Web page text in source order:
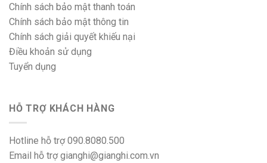
Chính sách bảo mật thanh toán
Chính sách bảo mật thông tin
Chính sách giải quyết khiếu nại
Điều khoản sử dụng
Tuyển dụng
HỖ TRỢ KHÁCH HÀNG
Hotline hỗ trợ 090.8080.500
Email hỗ trợ gianghi@gianghi.com.vn